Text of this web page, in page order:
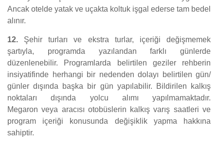
Ancak otelde yatak ve uçakta koltuk işgal ederse tam bedel
alınır.
12. Şehir turları ve ekstra turlar, içeriği değişmemek
şartıyla, programda yazılandan farklı günlerde
düzenlenebilir. Programlarda belirtilen geziler rehberin
insiyatifinde herhangi bir nedenden dolayı belirtilen gün/
günler dışında başka bir gün yapılabilir. Bildirilen kalkış
noktaları dışında yolcu alımı yapılmamaktadır.
Megaron veya aracısı otobüslerin kalkış varış saatleri ve
program içeriği konusunda değişiklik yapma hakkına
sahiptir.